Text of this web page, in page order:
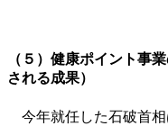
（５）健康ポイント事
される成果）
今年就任した石破首相